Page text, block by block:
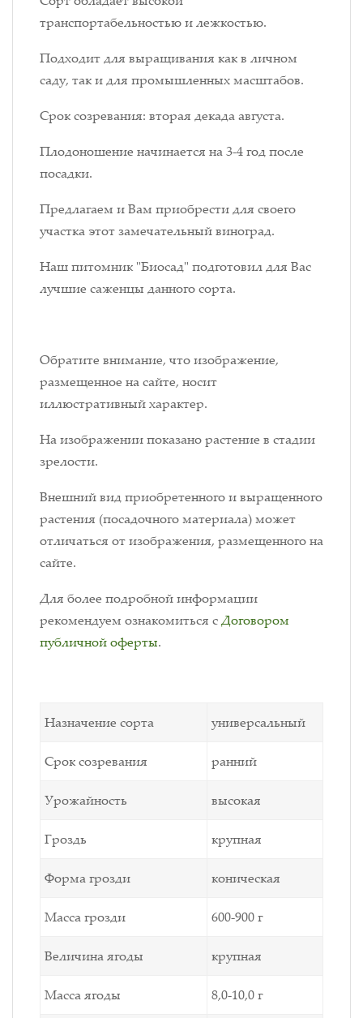
транспортабельностью и лежкостью.
Подходит для выращивания как в личном
саду, так и для промышленных масштабов.
Срок созревания: вторая декада августа.
Плодоношение начинается на 3-4 год после
посадки.
Предлагаем и Вам приобрести для своего
участка этот замечательный виноград.
Наш питомник "Биосад" подготовил для Вас
лучшие саженцы данного сорта.
Обратите внимание, что изображение,
размещенное на сайте, носит
иллюстративный характер.
На изображении показано растение в стадии
зрелости.
Внешний вид приобретенного и выращенного
растения (посадочного материала) может
отличаться от изображения, размещенного на
сайте.
Для более подробной информации
рекомендуем ознакомиться сДоговором
публичной оферты.
Назначение сорта универсальный
Срок созревания ранний
Урожайность высокая
Гроздь крупная
Форма грозди коническая
Масса грозди 600-900 г
Величина ягоды крупная
Масса ягоды 8,0-10,0 г